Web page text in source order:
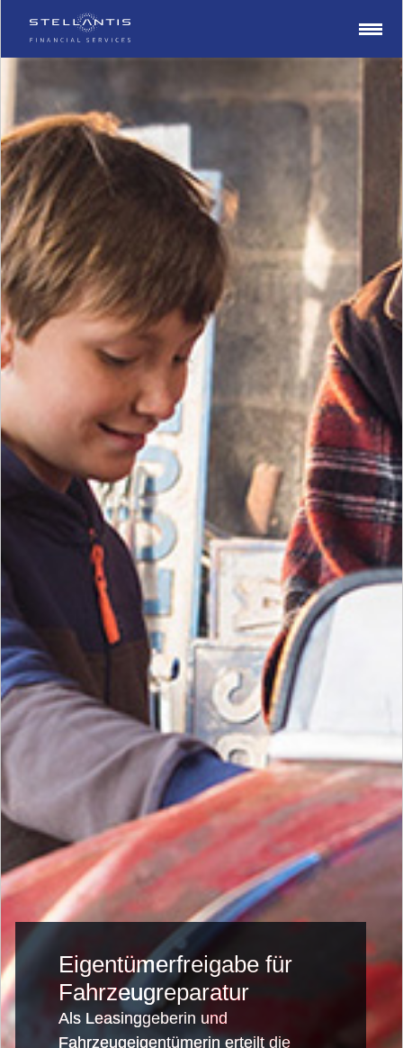
Eigentümerfreigabe für
Fahrzeugreparatur
Als Leasinggeberin und
Fahrzeugeigentümerin erteilt die